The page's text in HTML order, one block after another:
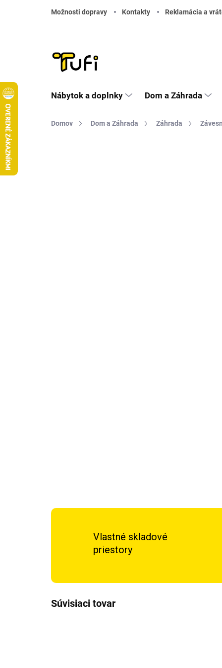
Možnosti dopravy
Kontakty Reklamácia a
Nábytok a doplnky Dom a Záhrada
Domov Dom a Záhrada Záhrada
Vlastné skladové
priestory
Súvisiaci tovar